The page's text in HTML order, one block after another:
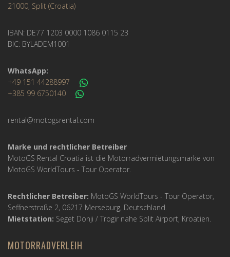
21000, Split (Croatia)
IBAN: DE77 1203 0000 1086 0115 23
BIC: BYLADEM1001
WhatsApp:
+49 151 44288997
+385 99 6750140
rental@motogsrental.com
Marke und rechtlicher Betreiber
MotoGS Rental Croatia ist die Motorradvermietungsmarke von
MotoGS WorldTours - Tour Operator
Rechtlicher Betreiber: MotoGS WorldTours - Tour Operator,
Seffnerstraße 2, 06217 Merseburg, Deutschland.
Mietstation: Seget Donji / Trogir nahe Split Airport, Kroatien.
MOTORRADVERLEIH